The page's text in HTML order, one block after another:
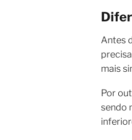
Antes
mais
Por
sendo